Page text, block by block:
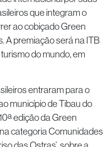
que integram o
ao cobiçado Green
A premiação será na ITB
do mundo, em
entraram para o
município de Tibau do
edição da Green
categoria Comunidades